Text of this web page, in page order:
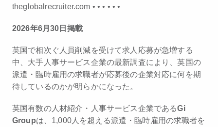
theglobalrecruiter.com ••• • ••
2026年6月30日掲載
英国で相次ぐ人員削減を受けて求人応募が急増する
中、大手人事サービス企業の最新調査により、英国の
派遣・臨時雇用の求職者が応募後の企業対応に何を期
待しているのかが明らかになった。
英国有数の人材紹介・人事サービス企業であるGi
Groupは、1,000人を超える派遣・臨時雇用の求職者を